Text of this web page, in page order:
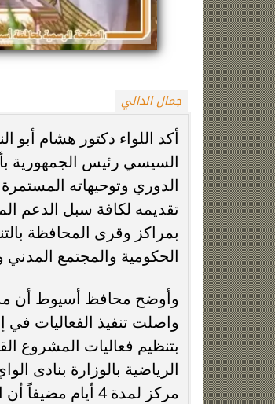
جمال الدالي
أكد اللواء دكتور هشام أبو
السيسي رئيس الجمهورية
الدوري وتوحيهاته
تقديمه لكافة سبل الدعم
بمراكز وقرى المحافظة
الحكومية والمجتمع
وأوضح محافظ أسيوط أن
واصلت تنفيذ الفعاليات في
بتنظيم فعاليات المشروع
مركز لمدة 4
حقيقة منتحلة صفة صحفية.. التحقيقات
تكشف سبب مشاجرة سائق النقل الذكي